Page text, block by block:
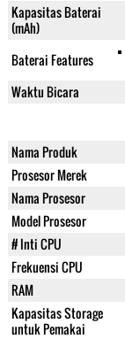
Kapasitas Baterai
(mAh)
Baterai Features
Waktu Bicara
Nama Produk
Prosesor Merek
Nama Prosesor
Model Prosesor
# Inti CPU
Frekuensi CPU
RAM
Kapasitas Storage
untuk Pemakai